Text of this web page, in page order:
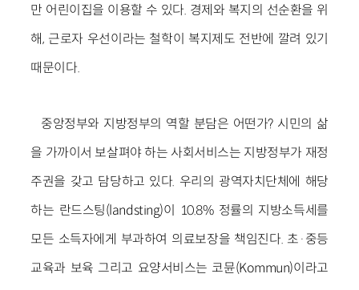
만 어린이집을 이용할 수 있다. 경제와 복지의 선순환을 위
해, 근로자 우선이라는 철학이 복지제도 전반에 깔려 있기
때문이다.
중앙정부와 지방정부의 역할 분담은 어떤가? 시민의 삶
을 가까이서 보살펴야 하는 사회서비스는 지방정부가 재정
주권을 갖고 담당하고 있다. 우리의 광역자치단체에 해당
하는 란드스팅(landsting)이 10.8% 정률의 지방소득세를
모든 소득자에게 부과하여 의료보장을 책임진다. 초·중등
교육과 보육 그리고 요양서비스는 코뮨(Kommun)이라고